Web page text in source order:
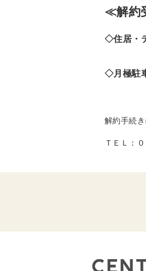
≪解約
◇住居・
◇月極
解約手続
ＴＥＬ：